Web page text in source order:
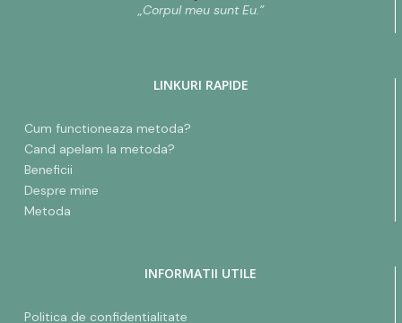
„Corpul meu sunt Eu.”
LINKURI RAPIDE
Cum functioneaza metoda?
Cand apelam la metoda?
Beneficii
Despre mine
Metoda
INFORMATII UTILE
Politica de confidentialitate